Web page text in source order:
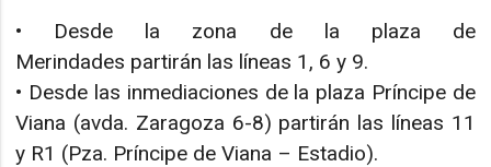
• Desde la zona de la plaza de
Merindades partirán las líneas 1, 6 y 9.
• Desde las inmediaciones de la plaza Príncipe de
Viana (avda. Zaragoza 6-8) partirán las líneas 11
y R1 (Pza. Príncipe de Viana – Estadio).